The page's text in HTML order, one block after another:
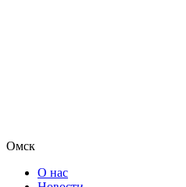
Омск
О нас